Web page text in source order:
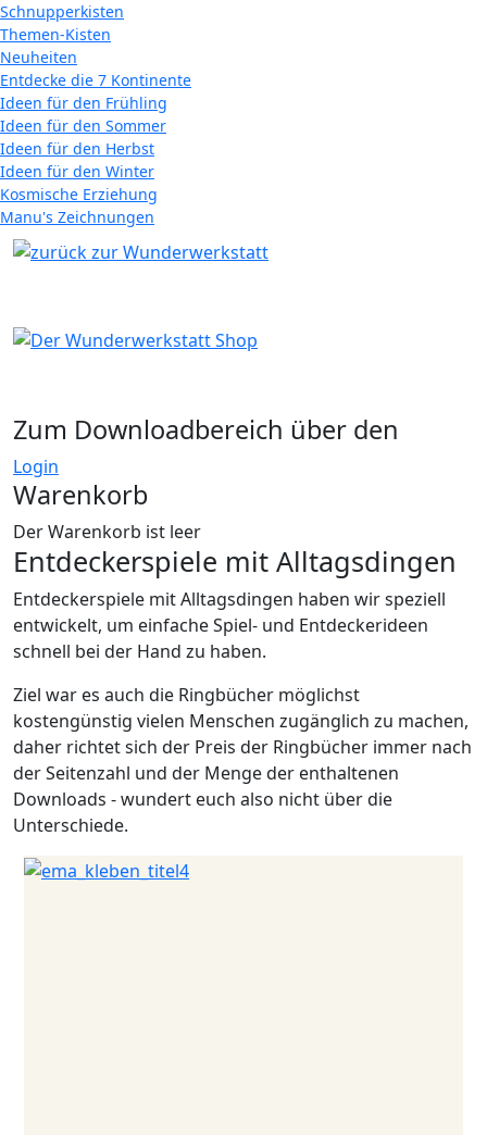
Schnupperkisten
Themen-Kisten
Neuheiten
Entdecke die 7 Kontinente
Ideen für den Frühling
Ideen für den Sommer
Ideen für den Herbst
Ideen für den Winter
Kosmische Erziehung
Manu's Zeichnungen
Zum Downloadbereich über den
Login
Warenkorb
Der Warenkorb ist leer
Entdeckerspiele mit Alltagsdingen
Entdeckerspiele mit Alltagsdingen haben wir speziell
entwickelt, um einfache Spiel- und Entdeckerideen
schnell bei der Hand zu haben.
Ziel war es auch die Ringbücher möglichst
kostengünstig vielen Menschen zugänglich zu machen,
daher richtet sich der Preis der Ringbücher immer nach
der Seitenzahl und der Menge der enthaltenen
Downloads - wundert euch also nicht über die
Unterschiede.